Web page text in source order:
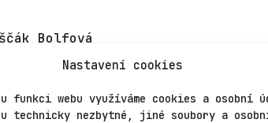
Nastavení cookies
funkci webu využíváme cookies a osobní
technicky nezbytné, jiné soubory a
Bolfová
Tereza Havránková, Štěpánka